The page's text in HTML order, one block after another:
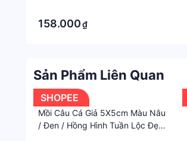
158.000₫
Sản Phẩm Liên Quan
SHOPEE
Mồi Câu Cá Giả 5X5cm Màu Nâu
/ Đen / Hồng Hình Tuần Lộc Đẹp